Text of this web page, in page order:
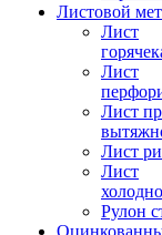
Листовой
Лист
Лист
Лист
Лист
Лист
Рулон